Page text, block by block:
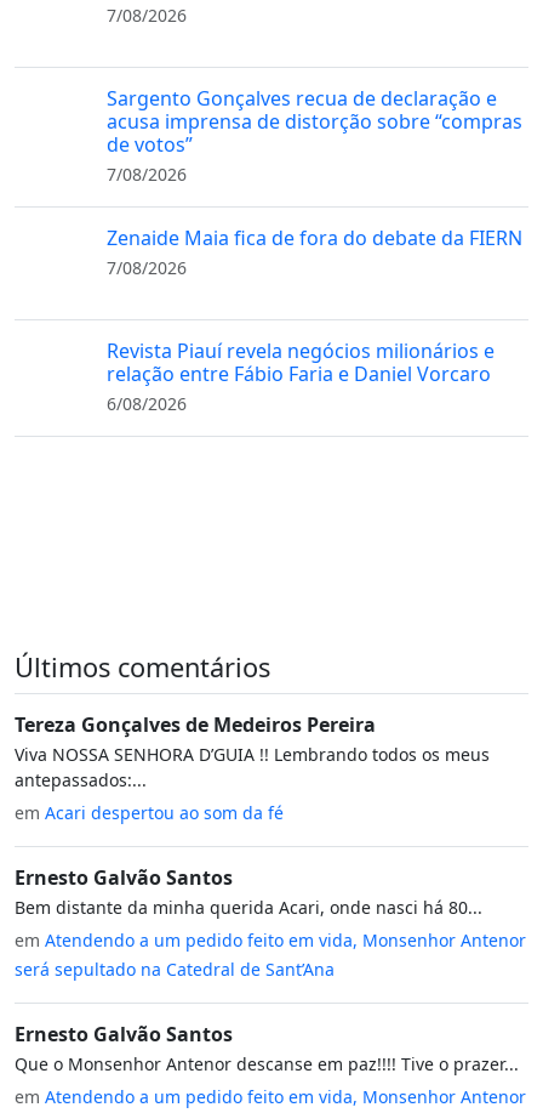
7/08/2026
Sargento Gonçalves recua de declaração e
acusa imprensa de distorção sobre “compras
de votos”
7/08/2026
Zenaide Maia fica de fora do debate da FIERN
7/08/2026
Revista Piauí revela negócios milionários e
relação entre Fábio Faria e Daniel Vorcaro
6/08/2026
Últimos comentários
Tereza Gonçalves de Medeiros Pereira
Viva NOSSA SENHORA D’GUIA !! Lembrando todos os meus
antepassados:...
em Acari despertou ao som da fé
Ernesto Galvão Santos
Bem distante da minha querida Acari, onde nasci há 80...
em Atendendo a um pedido feito em vida, Monsenhor Antenor
será sepultado na Catedral de Sant’Ana
Ernesto Galvão Santos
Que o Monsenhor Antenor descanse em paz!!!! Tive o prazer...
em Atendendo a um pedido feito em vida, Monsenhor Antenor